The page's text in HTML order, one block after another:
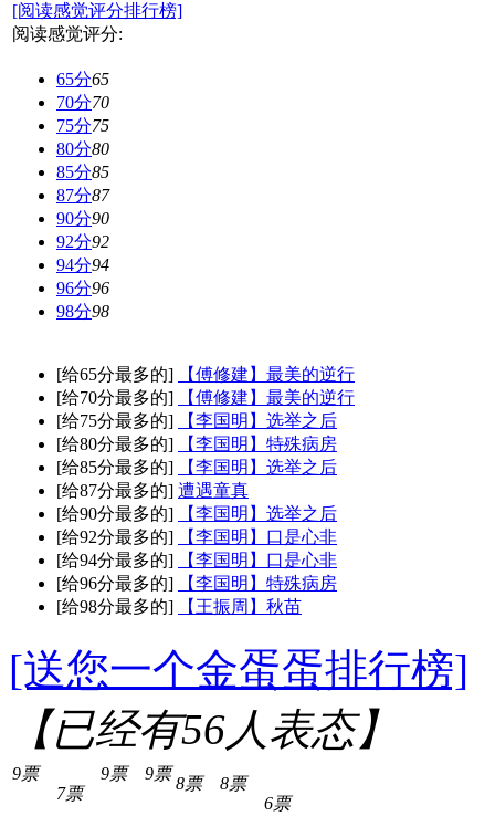
[阅读感觉评分排行榜]
阅读感觉评分:
65分65
70分70
75分75
80分80
85分85
87分87
90分90
92分92
94分94
96分96
98分98
[给65分最多的]
【傅修建】最美的逆行
[给70分最多的]
【傅修建】最美的逆行
[给75分最多的]
【李国明】选举之后
[给80分最多的]
【李国明】特殊病房
[给85分最多的]
【李国明】选举之后
[给87分最多的] 遭遇童真
[给90分最多的]
【李国明】选举之后
[给92分最多的]
【李国明】口是心非
[给94分最多的]
【李国明】口是心非
[给96分最多的]
【李国明】特殊病房
[给98分最多的]
【王振周】秋苗
[送您一个金蛋蛋排行榜]
【已经有56人表态】
9票
7票
9票 9票
8票 8票
6票